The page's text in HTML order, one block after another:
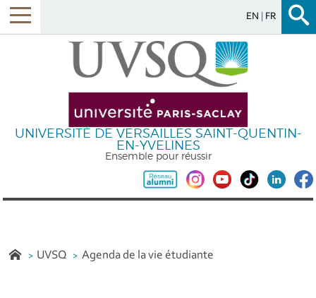
EN FR
UNIVERSITÉ DE VERSAILLES SAINT-QUENTIN-
EN-YVELINES
Ensemble pour réussir
UVSQ Agenda de la vie étudiante